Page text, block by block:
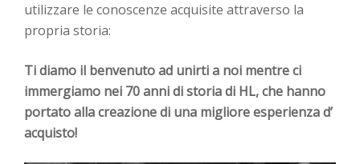
utilizzare le conoscenze acquisite attraverso la
propria storia:
Ti diamo il benvenuto ad unirti a noi mentre ci
immergiamo nei 70 anni di storia di HL, che hanno
portato alla creazione di una migliore esperienza d’
acquisto!